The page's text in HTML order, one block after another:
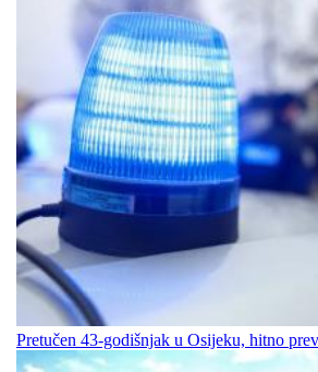
Pretučen 43-godišnjak u Osijeku, hitno